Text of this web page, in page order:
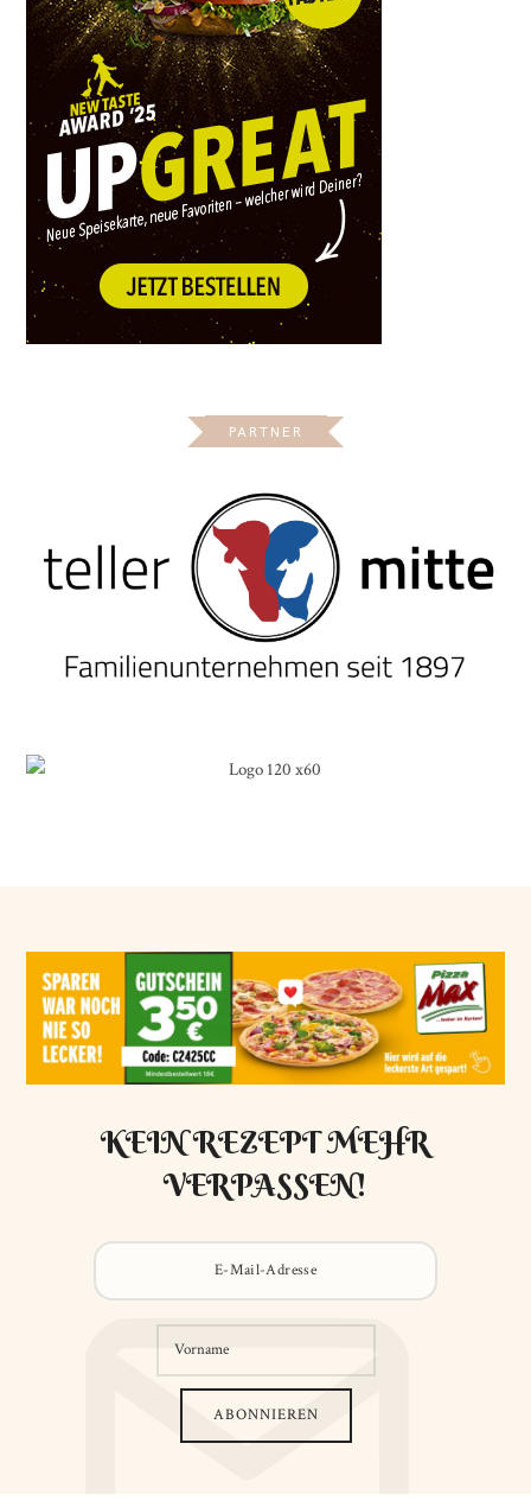
PARTNER
KEIN REZEPT MEHR
VERPASSEN!